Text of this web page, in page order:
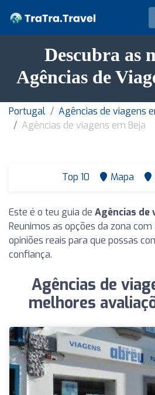
Descubra as
Agências de
Portugal
Agências de viagens
Agências de viagens em Beja
Top 10 Mapa
Este é o teu guia de Agências de
Reunimos as opções da zona
opiniões reais para que possas
confiança.
Agências de
melhores